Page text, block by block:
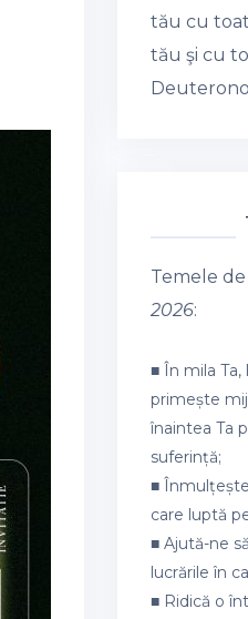
tău cu
tău şi cu
Temele
2026:
■ În mila
primește
înaintea Ta
suferință;
■
care luptă
■ Ajută-ne
lucrările în
■ Ridică o